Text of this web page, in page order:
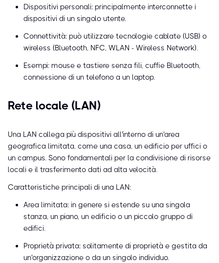
Dispositivi personali: principalmente interconnette i
dispositivi di un singolo utente.
Connettività: può utilizzare tecnologie cablate (USB) o
wireless (Bluetooth, NFC, WLAN - Wireless Network).
Esempi: mouse e tastiere senza fili, cuffie Bluetooth,
connessione di un telefono a un laptop.
Rete locale (LAN)
Una LAN collega più dispositivi all'interno di un'area
geografica limitata, come una casa, un edificio per uffici o
un campus. Sono fondamentali per la condivisione di risorse
locali e il trasferimento dati ad alta velocità.
Caratteristiche principali di una LAN:
Area limitata: in genere si estende su una singola
stanza, un piano, un edificio o un piccolo gruppo di
edifici.
Proprietà privata: solitamente di proprietà e gestita da
un'organizzazione o da un singolo individuo.